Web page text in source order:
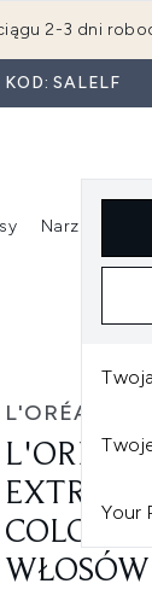
2-3 dni
SALELF
Your
(Nowości)Wejdź do podmenu (Makijaż)
Narzędzia
L'ORÉAL
L'ORÉAL